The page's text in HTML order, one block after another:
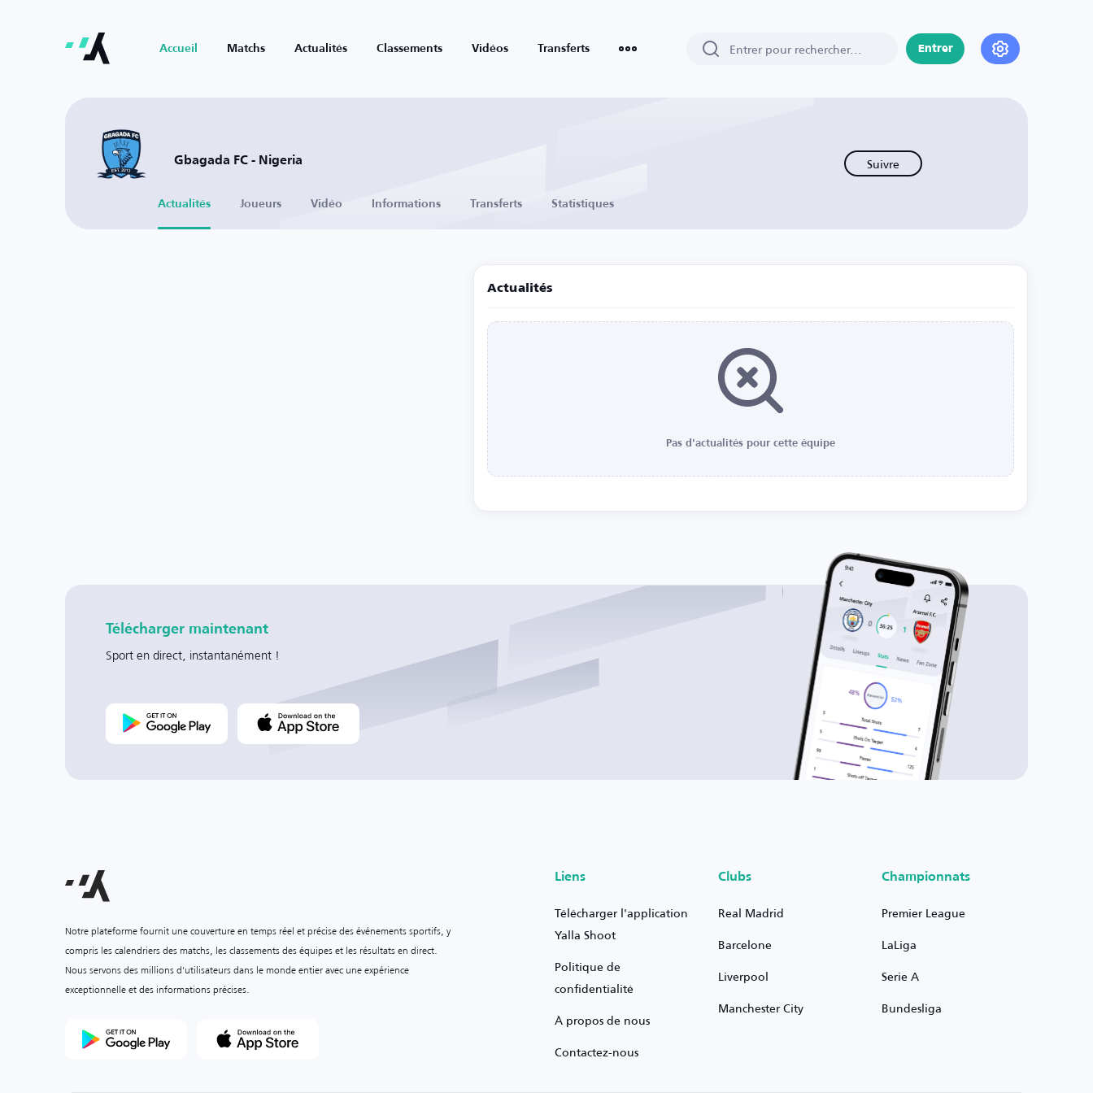
Accueil Matchs Actualités Classements Vidéos Transferts Entrer
Gbagada FC - Nigeria Suivre
Actualités Joueurs Vidéo Informations Transferts Statistiques
Actualités
Pas d'actualités pour cette équipe
Télécharger maintenant
Sport en direct, instantanément !
Notre plateforme fournit une couverture en temps réel et précise des événements sportifs, y
compris les calendriers des matchs, les classements des équipes et les résultats en direct.
Nous servons des millions d'utilisateurs dans le monde entier avec une expérience
exceptionnelle et des informations précises.
Liens
Télécharger l'application
Yalla Shoot
Politique de
confidentialité
À propos de nous
Contactez-nous
Clubs
Real Madrid
Barcelone
Liverpool
Manchester City
Championnats
Premier League
LaLiga
Serie A
Bundesliga